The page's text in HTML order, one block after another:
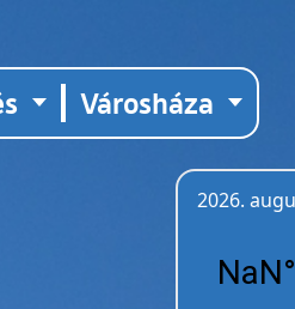
Városháza
2026.